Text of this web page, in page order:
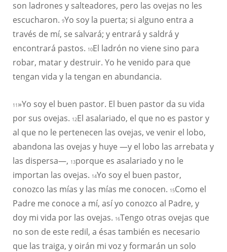
son ladrones y salteadores, pero las ovejas no les
escucharon. 9Yo soy la puerta; si alguno entra a
través de mí, se salvará; y entrará y saldrá y
encontrará pastos. 10El ladrón no viene sino para
robar, matar y destruir. Yo he venido para que
tengan vida y la tengan en abundancia.
11 »Yo soy el buen pastor. El buen pastor da su vida
por sus ovejas. 12El asalariado, el que no es pastor y
al que no le pertenecen las ovejas, ve venir el lobo,
abandona las ovejas y huye —y el lobo las arrebata y
las dispersa—, 13porque es asalariado y no le
importan las ovejas. 14Yo soy el buen pastor,
conozco las mías y las mías me conocen. 15Como el
Padre me conoce a mí, así yo conozco al Padre, y
doy mi vida por las ovejas. 16Tengo otras ovejas que
no son de este redil, a ésas también es necesario
que las traiga, y oirán mi voz y formarán un solo